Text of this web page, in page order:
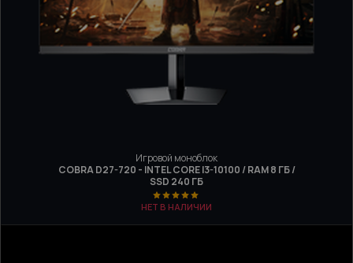
Игровой моноблок
COBRA D27-720 - INTEL CORE I3-10100 / RAM 8 ГБ /
SSD 240 ГБ
НЕТ В НАЛИЧИИ